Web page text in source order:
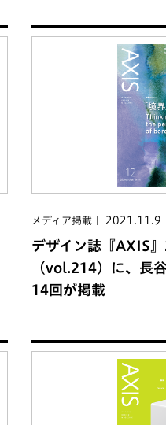
メディア掲載 2021.11.9
デザイン誌『AXIS
（vol.214）に、長
14回が掲載